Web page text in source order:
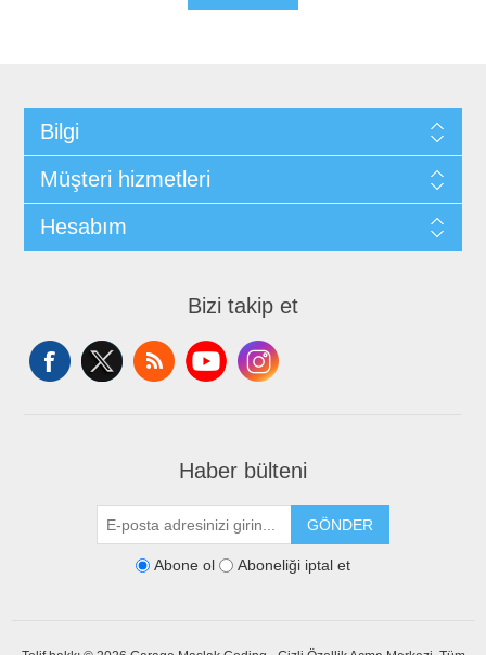
Bilgi
Müşteri hizmetleri
Hesabım
Bizi takip et
Haber bülteni
GÖNDER
Abone ol Aboneliği iptal et